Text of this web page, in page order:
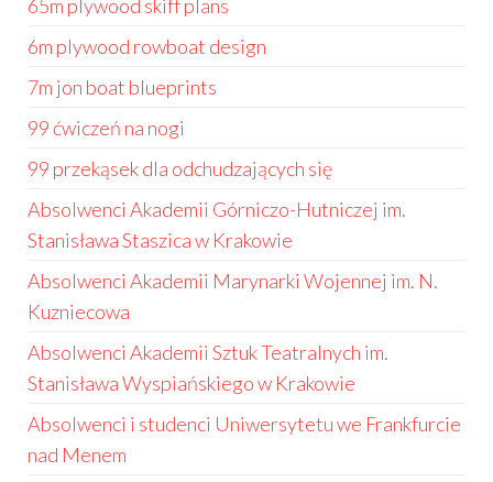
65m plywood skiff plans
6m plywood rowboat design
7m jon boat blueprints
99 ćwiczeń na nogi
99 przekąsek dla odchudzających się
Absolwenci Akademii Górniczo-Hutniczej im.
Stanisława Staszica w Krakowie
Absolwenci Akademii Marynarki Wojennej im. N.
Kuzniecowa
Absolwenci Akademii Sztuk Teatralnych im.
Stanisława Wyspiańskiego w Krakowie
Absolwenci i studenci Uniwersytetu we Frankfurcie
nad Menem